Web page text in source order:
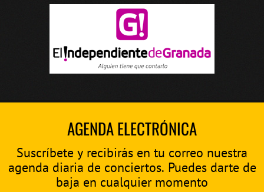
AGENDA ELECTRÓNICA
Suscríbete y recibirás en tu correo nuestra
agenda diaria de conciertos. Puedes darte de
baja en cualquier momento